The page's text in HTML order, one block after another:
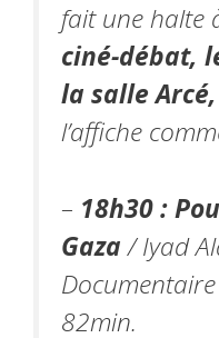
fait une halte
ciné-débat,
la salle Arcé,
l’affiche
– 18h30 :
Gaza /Iyad
82min.